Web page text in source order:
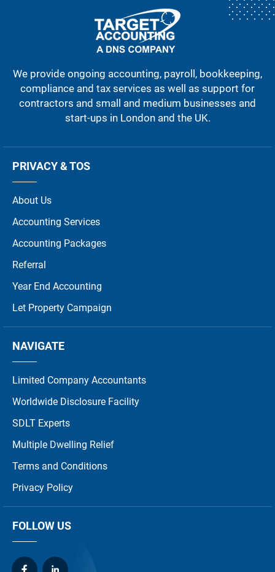
We provide ongoing accounting, payroll, bookkeeping,
compliance and tax services as well as support for
contractors and small and medium businesses and
start-ups in London and the UK.
PRIVACY & TOS
About Us
Accounting Services
Accounting Packages
Referral
Year End Accounting
Let Property Campaign
NAVIGATE
Limited Company Accountants
Worldwide Disclosure Facility
SDLT Experts
Multiple Dwelling Relief
Terms and Conditions
Privacy Policy
FOLLOW US